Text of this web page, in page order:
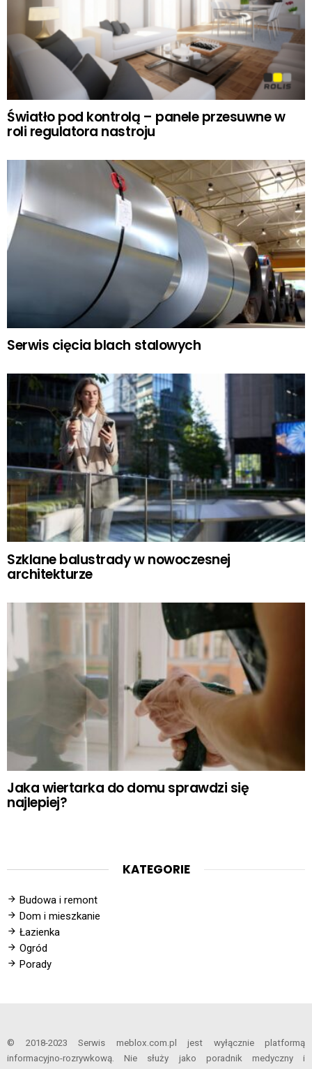
Światło pod kontrolą – panele przesuwne w
roli regulatora nastroju
Serwis cięcia blach stalowych
Szklane balustrady w nowoczesnej
architekturze
Jaka wiertarka do domu sprawdzi się
najlepiej?
KATEGORIE
Budowa i remont
Dom i mieszkanie
Łazienka
Ogród
Porady
© 2018-2023 Serwis meblox.com.pl jest wyłącznie platformą
informacyjno-rozrywkową. Nie służy jako poradnik medyczny i